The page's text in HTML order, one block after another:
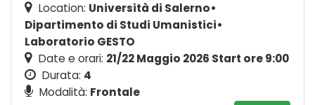
Location: Università di Salerno•
Dipartimento di Studi Umanistici•
Laboratorio GESTO
Date e orari: 21/22 Maggio 2026 Start ore 9:00
Durata: 4
Modalità: Frontale